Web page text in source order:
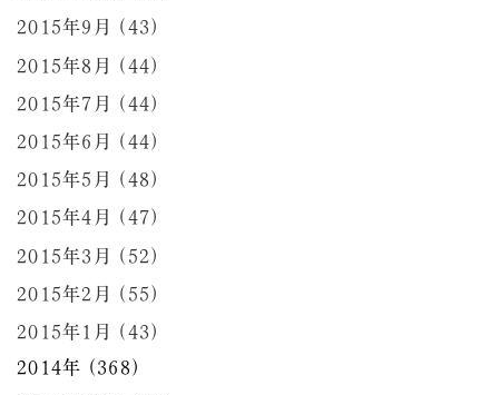
2015年9月 (43)
2015年8月 (44)
2015年7月 (44)
2015年6月 (44)
2015年5月 (48)
2015年4月 (47)
2015年3月 (52)
2015年2月 (55)
2015年1月 (43)
2014年 (368)